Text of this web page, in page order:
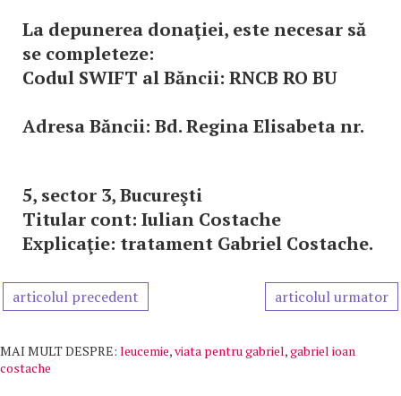
La depunerea donaţiei, este necesar să
se completeze:
Codul SWIFT al Băncii: RNCB RO BU
Adresa Băncii: Bd. Regina Elisabeta nr.
5, sector 3, Bucureşti
Titular cont: Iulian Costache
Explicaţie: tratament Gabriel Costache.
articolul precedent articolul urmator
MAI MULT DESPRE: leucemie,viata pentru gabriel,gabriel ioan
costache